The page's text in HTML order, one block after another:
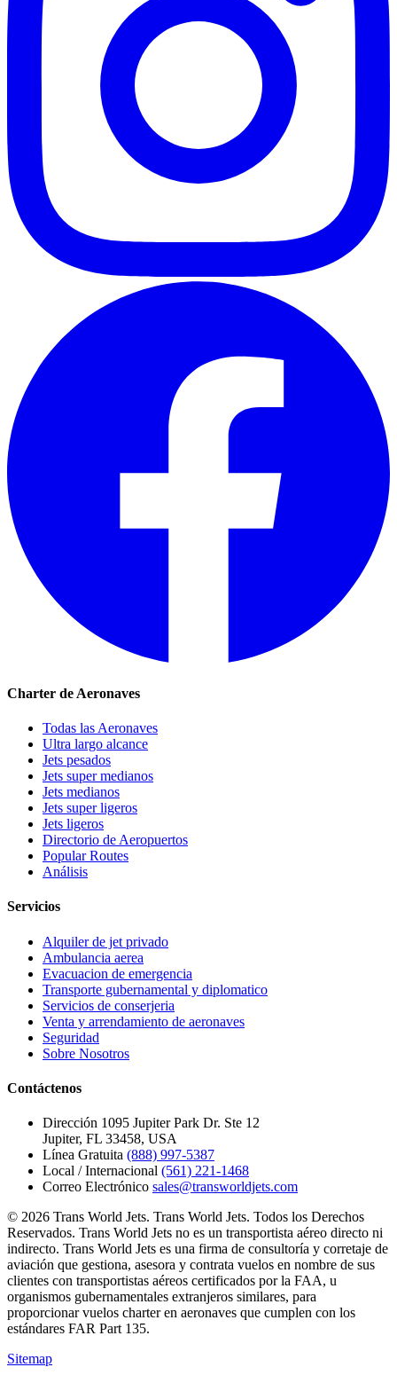
Charter de Aeronaves
Todas las Aeronaves
Ultra largo alcance
Jets pesados
Jets super medianos
Jets medianos
Jets super ligeros
Jets ligeros
Directorio de Aeropuertos
Popular Routes
Análisis
Servicios
Alquiler de jet privado
Ambulancia aerea
Evacuacion de emergencia
Transporte gubernamental y diplomatico
Servicios de conserjeria
Venta y arrendamiento de aeronaves
Seguridad
Sobre Nosotros
Contáctenos
Dirección 1095 Jupiter Park Dr. Ste 12
Jupiter, FL 33458, USA
Línea Gratuita (888) 997-5387
Local / Internacional (561) 221-1468
Correo Electrónico sales@transworldjets.com
© 2026 Trans World Jets. Trans World Jets. Todos los Derechos
Reservados. Trans World Jets no es un transportista aéreo directo ni
indirecto. Trans World Jets es una firma de consultoría y corretaje de
aviación que gestiona, asesora y contrata vuelos en nombre de sus
clientes con transportistas aéreos certificados por la FAA, u
organismos gubernamentales extranjeros similares, para
proporcionar vuelos charter en aeronaves que cumplen con los
estándares FAR Part 135.
Sitemap